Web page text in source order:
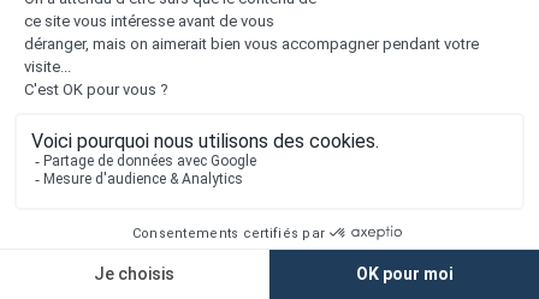
taxes éventuelles coûtent entre 5 000 et 15 000 euros selon la
localisation du terrain et son accès.
Quant auxfrais de notaire
Lorsque vous vous tournez vers une maison existante, il sera
nécessaire de faire des travaux de rénovation. Ceux-ci sont
souvent coûteux et doivent être ajoutés au prix de l'achat